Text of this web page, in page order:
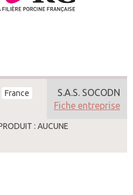
France
: AUCUNE
S.A.S. SOCODN
Fiche entreprise